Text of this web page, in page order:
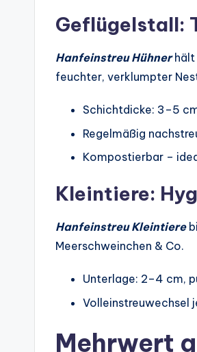
Geflügelstall:
Hanfeinstreu Hühnerhält
feuchter, verklumpter
Schichtdicke: 3–5
Regelmäßig
Kompostierbar –
Kleintiere:
Hanfeinstreu Kleintiere
Meerschweinchen & Co.
Unterlage: 2–4 cm,
Volleinstreuwechsel
Mehrwert